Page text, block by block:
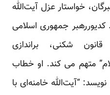
خواستار عزل آیت‌الله
جمهوری اسلامی
شکنی، براندازی
متهم می کند. او خطاب
“آیت‌الله خامنه‌ای با